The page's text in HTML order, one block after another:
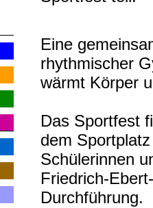
Eine
rhythmischer
wärmt Körper
Das Sportfest
dem
Schülerinnen
Friedrich-
Durchführung.